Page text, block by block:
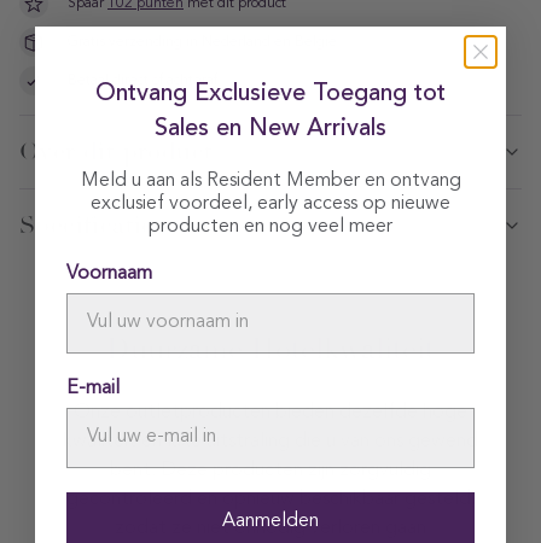
Spaar 102 punten met dit product
Betaal direct of achteraf
Over dit product
Specificaties
Duurzame Hotelkwaliteit
Onze outletproducten bieden dezelfde hoge
kwaliteit en luxe uitstraling die u van ons gewend
bent. Deze producten zijn zorgvuldig
zodat ze niet onnodig verloren gaan
Ontvang Exclusieve Toegang tot
Sales en New Arrivals
Meld u aan als Resident Member en ontvang
exclusief voordeel, early access op nieuwe
producten en nog veel meer
Voornaam
E-mail
Aanmelden